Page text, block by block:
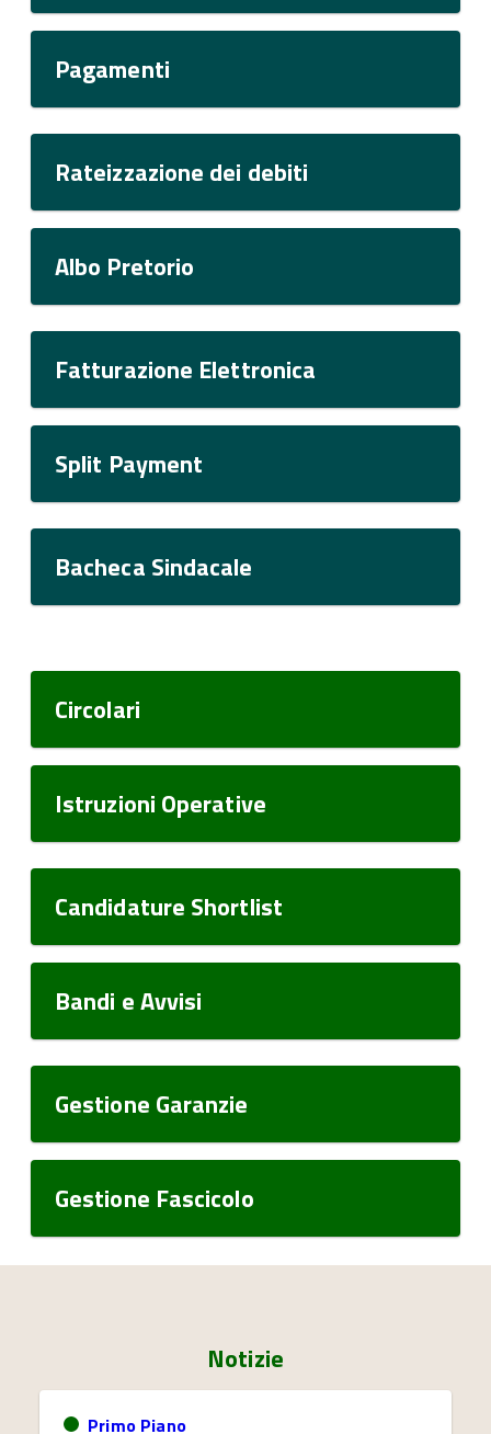
Pagamenti
Rateizzazione dei debiti
Albo Pretorio
Fatturazione Elettronica
Split Payment
Bacheca Sindacale
Circolari
Istruzioni Operative
Candidature Shortlist
Bandi e Avvisi
Gestione Garanzie
Gestione Fascicolo
Notizie
Primo Piano